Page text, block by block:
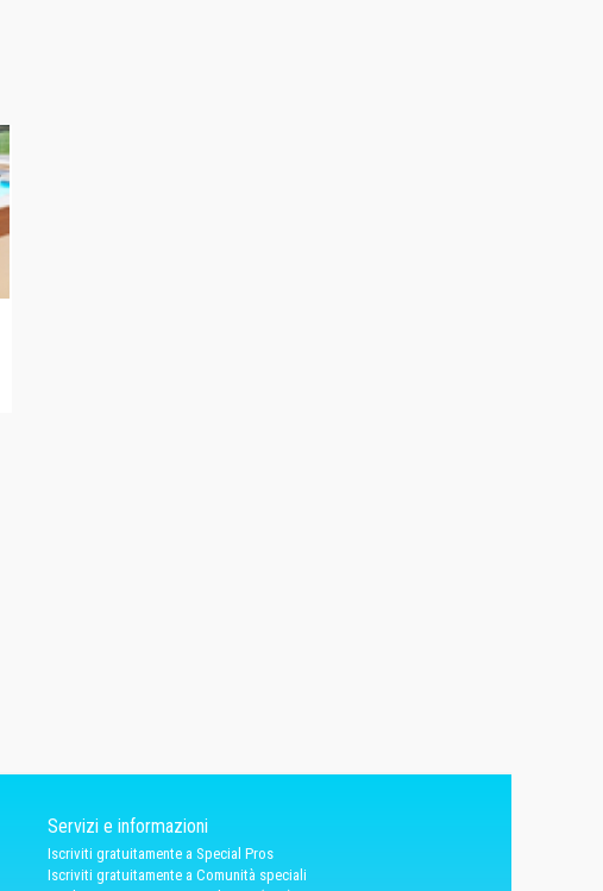
Servizi e informazioni
Iscriviti gratuitamente a Special Pros
Iscriviti gratuitamente a Comunità speciali